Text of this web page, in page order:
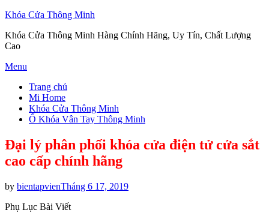
Khóa Cửa Thông Minh
Khóa Cửa Thông Minh Hàng Chính Hãng, Uy Tín, Chất Lượng
Cao
Skip
content
Menu
Trang chủ
Mi Home
Khóa Cửa Thông Minh
Ổ Khóa Vân Tay Thông Minh
Đại lý phân phối khóa cửa điện tử cửa sắt
cao cấp chính hãng
by bientapvienPosted
Tháng 6 17, 2019
Phụ Lục Bài Viết